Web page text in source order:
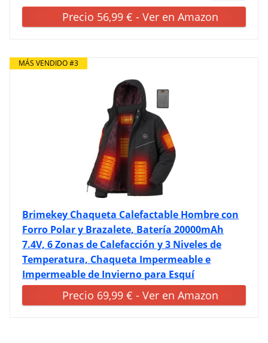
Precio 56,99 € - Ver en Amazon
MÁS VENDIDO #3
Brimekey Chaqueta Calefactable Hombre con
Forro Polar y Brazalete, Batería 20000mAh
7.4V, 6 Zonas de Calefacción y 3 Niveles de
Temperatura, Chaqueta Impermeable e
Impermeable de Invierno para Esquí
Precio 69,99 € - Ver en Amazon